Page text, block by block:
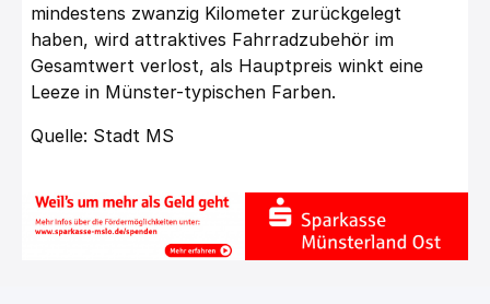
mindestens zwanzig Kilometer zurückgelegt
haben, wird attraktives Fahrradzubehör im
Gesamtwert verlost, als Hauptpreis winkt eine
Leeze in Münster-typischen Farben.
Quelle: Stadt MS